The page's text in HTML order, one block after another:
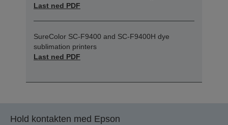
Last ned PDF
SureColor SC-F9400 and SC-F9400H dye
sublimation printers
Last ned PDF
Hold kontakten med Epson